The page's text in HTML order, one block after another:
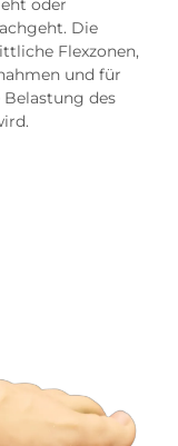
oder
Die
Flexzonen,
und für
des